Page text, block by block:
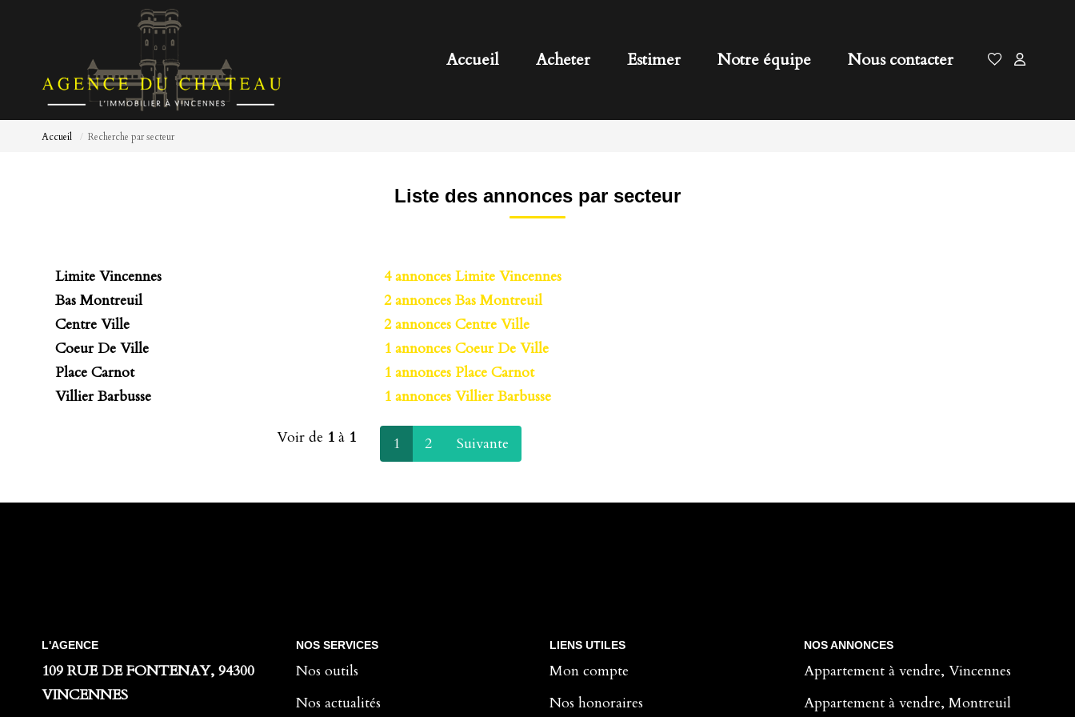
Accueil Acheter Estimer Notre équipe Nous contacter
Accueil Recherche par secteur
Liste des annonces par secteur
Limite Vincennes
4 annonces Limite Vincennes
Bas Montreuil
2 annonces Bas Montreuil
Centre Ville
2 annonces Centre Ville
Coeur De Ville
1 annonces Coeur De Ville
Place Carnot
1 annonces Place Carnot
Villier Barbusse
1 annonces Villier Barbusse
Voir de 1 à 1 1 2 Suivante
L'AGENCE
109 RUE DE FONTENAY, 94300
VINCENNES
NOS SERVICES
Nos outils
Nos actualités
LIENS UTILES
Mon compte
Nos honoraires
NOS ANNONCES
Appartement à vendre, Vincennes
Appartement à vendre, Montreuil